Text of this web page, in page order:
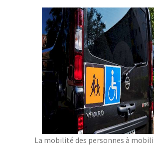
La mobilité des personnes à